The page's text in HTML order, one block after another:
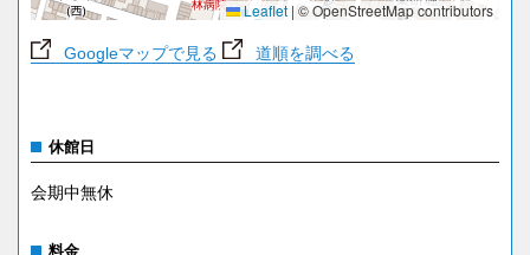
Leaflet | © OpenStreetMap contributors
Googleマップで見る 道順を調べる
休館日
会期中無休
料金